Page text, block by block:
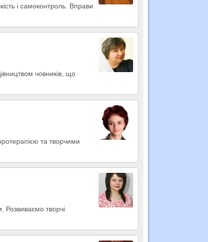
і самоконтроль. Вправи
човників, що
та творчими
Розвиваємо творчі